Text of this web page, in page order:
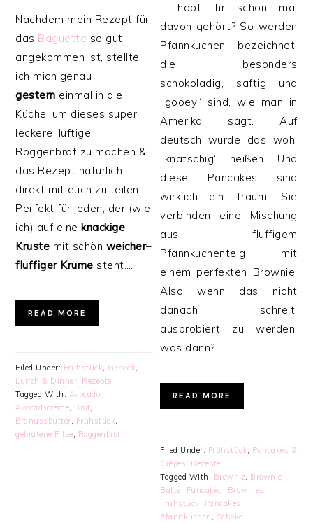
Nachdem mein Rezept für
das Baguette so gut
angekommen ist, stellte
ich mich genau
gestern einmal in die
Küche, um dieses super
leckere, luftige
Roggenbrot zu machen &
das Rezept natürlich
direkt mit euch zu teilen.
Perfekt für jeden, der (wie
ich) auf eineknackige
Kruste mit schön weicher–
fluffiger Krume steht….
READ MORE
Filed Under: Frühstück, Gebäck,
Lunch & Dinner, Rezepte
Tagged With: Avocado,
Avocadocreme, Brot,
Erdnussbutter, Frühstück,
gebratene Pilze, Roggenbrot
– habt ihr schon mal
davon gehört? So werden
Pfannkuchen bezeichnet,
die besonders
schokoladig, saftig und
„gooey“ sind, wie man in
Amerika sagt. Auf
deutsch würde das wohl
„knatschig“ heißen. Und
diese Pancakes sind
wirklich ein Traum! Sie
verbinden eine Mischung
aus fluffigem
Pfannkuchenteig mit
einem perfekten Brownie.
Also wenn das nicht
danach schreit,
ausprobiert zu werden,
was dann? …
READ MORE
Filed Under: Frühstück, Pancakes &
Crêpes, Rezepte
Tagged With: Brownie, Brownie
Batter Pancakes , Brownies ,
Frühstück, Pancakes ,
Pfannkuchen , Schoko